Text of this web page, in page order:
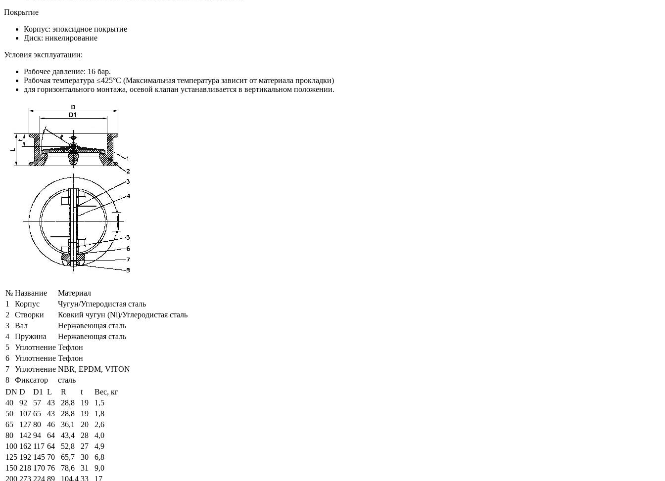
Покрытие
Корпус: эпоксидное покрытие
Диск: никелирование
Условия эксплуатации:
Рабочее давление: 16 бар.
Рабочая температура ≤425°С (Максимальная температура зависит от материала прокладки)
для горизонтального монтажа, осевой клапан устанавливается в вертикальном положении.
№ Название
Материал
1
Корпус
Чугун/Углеродистая сталь
2
Створки
Ковкий чугун (Ni)/Углеродистая сталь
3
Вал
Нержавеющая сталь
4
Пружина
Нержавеющая сталь
5
Уплотнение Тефлон
6
Уплотнение Тефлон
7
Уплотнение NBR, EPDM, VITON
8
Фиксатор
сталь
DN D D1 L R t
Вес, кг
40
92 57 43 28,8 19
1,5
50
107 65 43 28,8 19
1,8
65
127 80 46 36,1 20
2,6
80
142 94 64 43,4 28
4,0
100 162 117 64 52,8 27
4,9
125 192 145 70 65,7 30
6,8
150 218 170 76 78,6 31
9,0
200 273 224 89 104,4 33
17